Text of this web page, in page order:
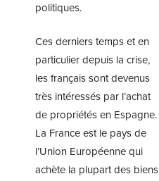
politiques.
Ces derniers temps et en
particulier depuis la crise,
les français sont devenus
très intéressés par l’achat
de propriétés en Espagne.
La France est le pays de
l’Union Européenne qui
achète la plupart des biens